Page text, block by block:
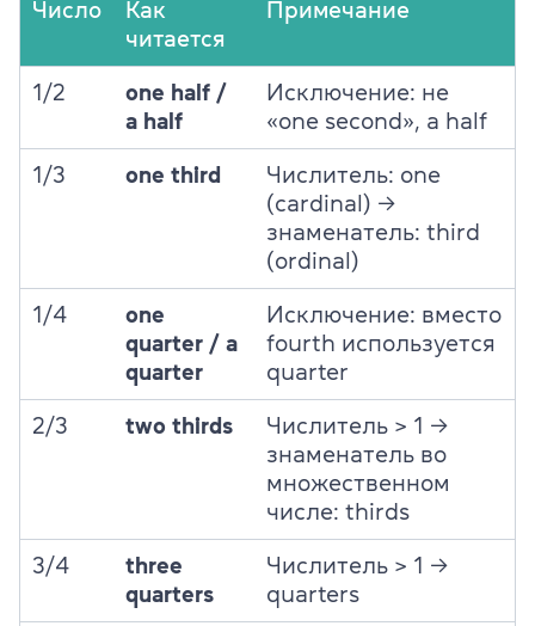
Число
Как
читается
Примечание
1/2
one half /
a half
Исключение: не
«one second», а half
1/3 one third
Числитель: one
(cardinal) →
знаменатель: third
(ordinal)
1/4
one
quarter / a
quarter
Исключение: вместо
fourth используется
quarter
2/3 two thirds
Числитель > 1 →
знаменатель во
множественном
числе: thirds
3/4
three
quarters
Числитель > 1 →
quarters